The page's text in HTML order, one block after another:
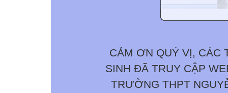
CẢM ƠN QUÝ VỊ, CÁC
SINH ĐÃ TRUY CẬP
TRƯỜNG THPT